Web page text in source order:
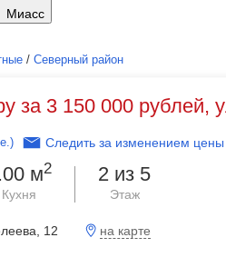
Миасс
/ Северный район
за 3 150 000 рублей,
Следить за изменением цены
м2
Кухня
2 из 5
Этаж
12
на карте